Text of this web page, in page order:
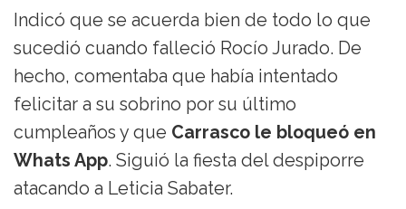
Indicó que se acuerda bien de todo lo que
sucedió cuando falleció Rocío Jurado. De
hecho, comentaba que había intentado
felicitar a su sobrino por su último
cumpleaños y que Carrasco le bloqueó en
Whats App. Siguió la fiesta del despiporre
atacando a Leticia Sabater.